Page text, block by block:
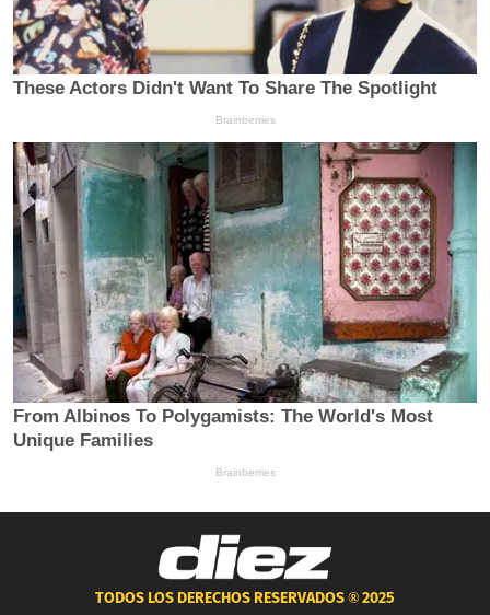
TODOS LOS DERECHOS RESERVADOS ®2025